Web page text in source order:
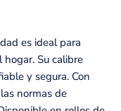
es ideal para
hogar. Su calibre
y segura. Con
normas de